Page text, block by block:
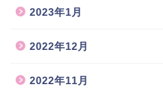
2023年1月
2022年12月
2022年11月